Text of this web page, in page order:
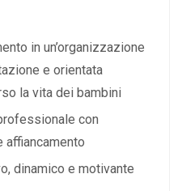
in un’organizzazione
e orientata
la vita dei bambini
con
affiancamento
dinamico e motivante